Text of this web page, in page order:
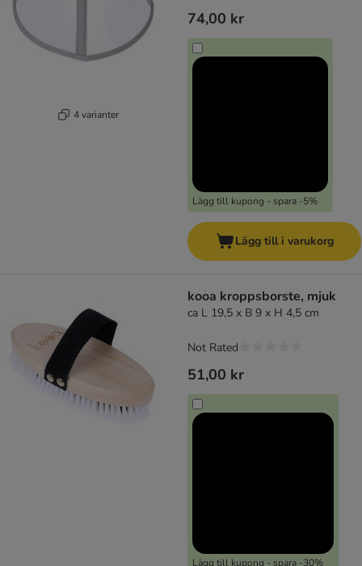
4 varianter
74,00 kr
Lägg till kupong - spara -5%
Lägg till i varukorg
kooa kroppsborste, mjuk
ca L 19,5 x B 9 x H 4,5 cm
51,00 kr
Lägg till kupong - spara -30%
Not Rated